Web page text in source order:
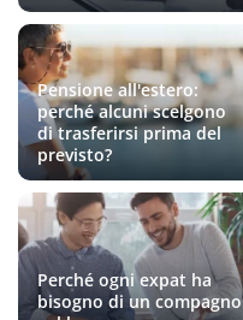
Pensione all'estero:
perché alcuni scelgono
di trasferirsi prima del
previsto?
Perché ogni expat ha
bisogno di un compagno